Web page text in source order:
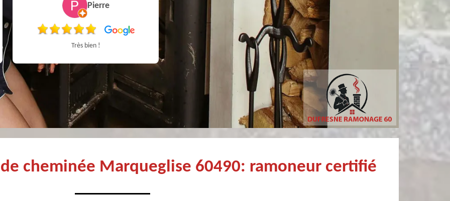
Pierre
Très bien !
sylvain bury
Très bon Professionnel Recommandé
cheminée Marqueglise 60490: ramoneur certifié